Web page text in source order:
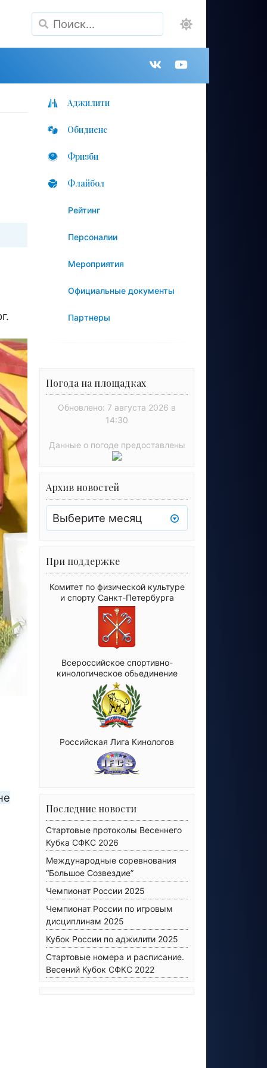
Поиск
Группа
Аджилити
Обидиенс
Фризби
Флайбол
Рейтинг
Персоналии
Мероприятия
Официальные документы
Партнеры
Погода на площадках
Обновлено: 7 августа 2026 в
14:30
Данные о погоде предоставлены
Архив новостей
Архив
новостей
При поддержке
Комитет по физической культуре
и спорту Санкт-Петербурга
Всероссийское спортивно-
кинологическое обьединение
Российская Лига Кинологов
Последние новости
Стартовые протоколы Весеннего
Кубка СФКС 2026
Международные соревнования
“Большое Созвездие”
Чемпионат России 2025
Чемпионат России по игровым
дисциплинам 2025
Кубок России по аджилити 2025
Стартовые номера и расписание.
Весений Кубок СФКС 2022